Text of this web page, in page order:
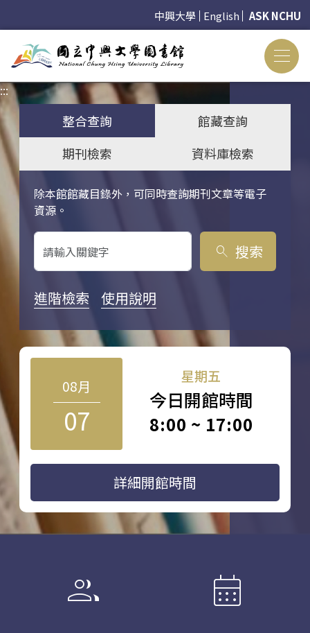
中興大學 English ASK NCHU
:::
整合查詢
館藏查詢
期刊檢索
資料庫檢索
除本館館藏目錄外，可同時查詢期刊文章等電子
資源。
關鍵字搜尋
search 搜索
進階檢索 使用說明
08月
07
星期五
今日開館時間
8:00 ~ 17:00
詳細開館時間
group calendar_month